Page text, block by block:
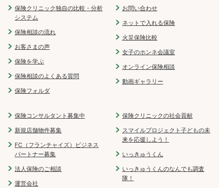
保険クリニック独自の比較・分析
システム
保険相談の流れ
お客さまの声
保険を学ぶ
保険相談のよくある質問
保険フォルダ
お問い合わせ
ネットで入れる保険
火災保険比較
女子のホンネ会議室
オンライン保険相談
動画ギャラリー
保険コンサルタント募集中
新規店舗物件募集
FC（フランチャイズ）ビジネス
パートナー募集
法人保険のご相談
運営会社
保険クリニックの社会貢献
スマイルプロジェクト子どもの未
来を応援しよう！
いっきゅうくん
いっきゅうくんのなんでも調査
隊！